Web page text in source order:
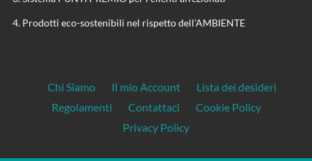
Prodotti eco-sostenibili nel rispetto dell'AMBIENTE
Chi Siamo Il mio Account
Lista dei desideri
Regolamenti
Contattaci
Cookie Policy
Privacy Policy